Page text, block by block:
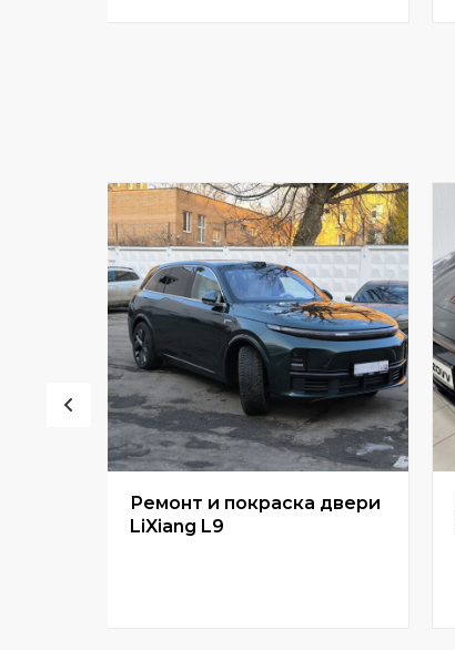
Ремонт и покраска двери
LiXiang L9